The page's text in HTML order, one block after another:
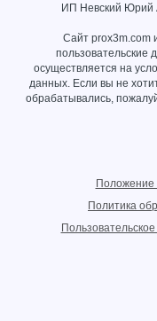
ИП Невский Юрий
Сайт prox3m.com
пользовательские
осуществляется на
данных. Если вы не
обрабатывались,
Положение
Политика